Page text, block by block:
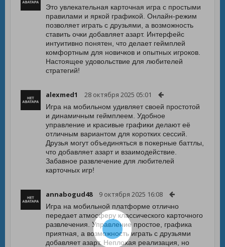
Это увлекательная карточная игра с простыми
правилами и яркой графикой. Онлайн-режим
позволяет играть с друзьями, а возможность
ставить очки добавляет азарт. Интерфейс
интуитивно понятен, что делает геймплей
комфортным для новичков и опытных игроков.
Настоящее удовольствие для любителей
стратегий!
alexmed1 28 октября 2025 05:01
Игра на мобильном удивляет своей простотой
и динамичным геймплеем. Удобное
управление и красивые графики делают её
отличным вариантом для коротких сессий.
Друзья могут объединяться в покерные баттлы,
что добавляет азарт и взаимодействие.
Забавное развлечение для любителей
карточных игр!
annabogud48 9 октября 2025 16:08
Игра на мобильной платформе отлично
передает атмосферу классического карточного
развлечения. Управление простое, графика
приятная, а возможность играть с друзьями
добавляет азарт. Неплохая реализация, но